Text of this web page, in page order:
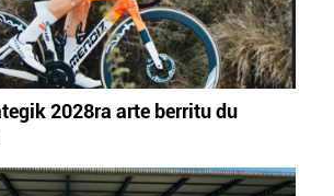
2028ra arte berritu du